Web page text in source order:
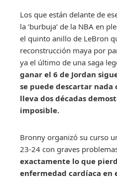
Los que están delante de
la ‘burbuja’ de la NBA en
el quinto anillo de LeBron
reconstrucción maya por
ya el último de una saga
ganar el 6 de Jordan
se puede descartar
lleva dos décadas
imposible.
Bronny organizó su curso
23-24 con graves
exactamente lo que
enfermedad cardíaca en